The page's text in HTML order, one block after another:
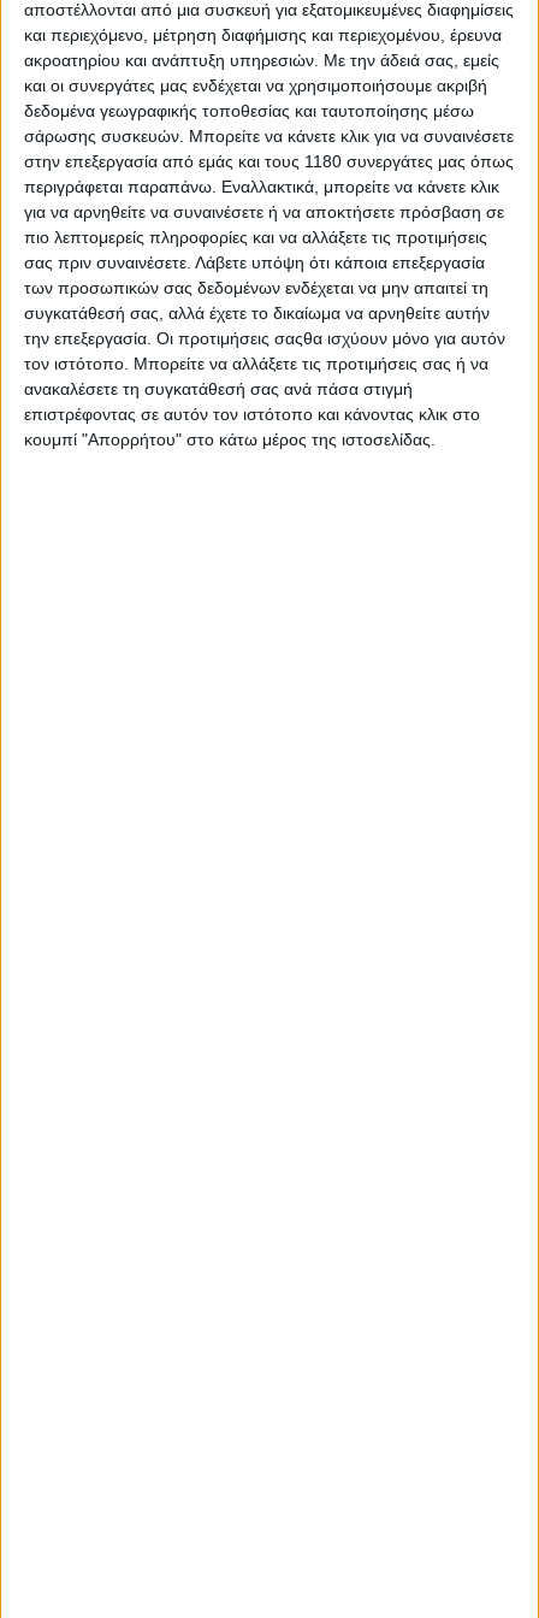
αποστέλλονται από μια συσκευή για εξατομικευμένες διαφημίσεις
και περιεχόμενο, μέτρηση διαφήμισης και περιεχομένου, έρευνα
ακροατηρίου και ανάπτυξη υπηρεσιών. Με την άδειά σας, εμείς
και οι συνεργάτες μας ενδέχεται να χρησιμοποιήσουμε ακριβή
δεδομένα γεωγραφικής τοποθεσίας και ταυτοποίησης μέσω
σάρωσης συσκευών. Μπορείτε να κάνετε κλικ για να συναινέσετε
στην επεξεργασία από εμάς και τους 1180 συνεργάτες μας όπως
περιγράφεται παραπάνω. Εναλλακτικά, μπορείτε να κάνετε κλικ
για να αρνηθείτε να συναινέσετε ή να αποκτήσετε πρόσβαση σε
πιο λεπτομερείς πληροφορίες και να αλλάξετε τις προτιμήσεις
σας πριν συναινέσετε. Λάβετε υπόψη ότι κάποια επεξεργασία
των προσωπικών σας δεδομένων ενδέχεται να μην απαιτεί τη
συγκατάθεσή σας, αλλά έχετε το δικαίωμα να αρνηθείτε αυτήν
την επεξεργασία. Οι προτιμήσεις σαςθα ισχύουν μόνο για αυτόν
τον ιστότοπο. Μπορείτε να αλλάξετε τις προτιμήσεις σας ή να
ανακαλέσετε τη συγκατάθεσή σας ανά πάσα στιγμή
επιστρέφοντας σε αυτόν τον ιστότοπο και κάνοντας κλικ στο
κουμπί "Απορρήτου" στο κάτω μέρος της ιστοσελίδας.
[VIDEO]
Χειρουργήθηκε απευθείας ο Alex Marquez σήμερα έχοντας
υποστεί κάταγμα στην κλείδα και στον 7ο αυχενι...
Race News 15/5/2026